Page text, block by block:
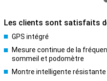
Les clients sont satisfaits
GPS intégré
Mesure continue de la
sommeil et podomètre
Montre intelligente résistante